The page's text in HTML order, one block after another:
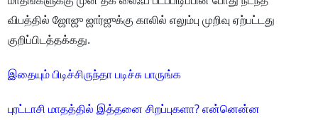
விபத்தில் ஜோஜு ஜார்ஜுக்கு காலில் எலும்பு முறிவு ஏற்பட்டது
குறிப்பிடத்தக்கது.
இதையும் பிடிச்சிருந்தா படிச்சு பாருங்க
புரட்டாசி மாதத்தில் இத்தனை சிறப்புகளா? என்னென்ன